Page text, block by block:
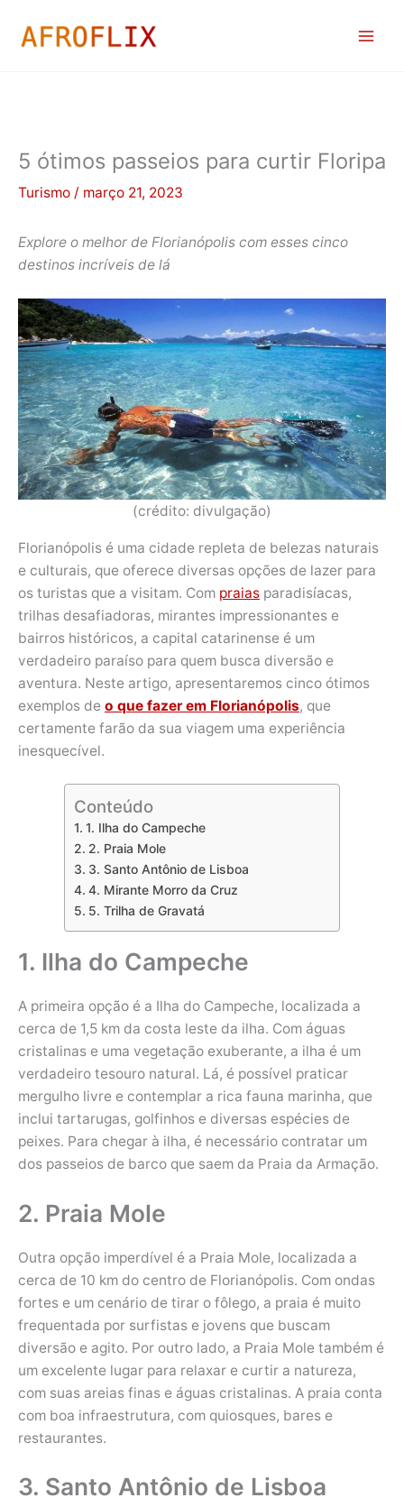
para
5 ótimos passeios para curtir Floripa
Turismo / março 21, 2023
Explore o melhor de Florianópolis com esses cinco
destinos incríveis de lá
(crédito: divulgação)
Florianópolis é uma cidade repleta de belezas naturais
e culturais, que oferece diversas opções de lazer para
os turistas que a visitam. Com praias paradisíacas,
trilhas desafiadoras, mirantes impressionantes e
bairros históricos, a capital catarinense é um
verdadeiro paraíso para quem busca diversão e
aventura. Neste artigo, apresentaremos cinco ótimos
exemplos de o que fazer em Florianópolis, que
certamente farão da sua viagem uma experiência
inesquecível.
Conteúdo
1. Ilha do Campeche
2. Praia Mole
3. Santo Antônio de Lisboa
4. Mirante Morro da Cruz
5. Trilha de Gravatá
1. Ilha do Campeche
A primeira opção é a Ilha do Campeche, localizada a
cerca de 1,5 km da costa leste da ilha. Com águas
cristalinas e uma vegetação exuberante, a ilha é um
verdadeiro tesouro natural. Lá, é possível praticar
mergulho livre e contemplar a rica fauna marinha, que
inclui tartarugas, golfinhos e diversas espécies de
peixes. Para chegar à ilha, é necessário contratar um
dos passeios de barco que saem da Praia da Armação.
2. Praia Mole
Outra opção imperdível é a Praia Mole, localizada a
cerca de 10 km do centro de Florianópolis. Com ondas
fortes e um cenário de tirar o fôlego, a praia é muito
frequentada por surfistas e jovens que buscam
diversão e agito. Por outro lado, a Praia Mole também é
um excelente lugar para relaxar e curtir a natureza,
com suas areias finas e águas cristalinas. A praia conta
com boa infraestrutura, com quiosques, bares e
restaurantes.
3. Santo Antônio de Lisboa